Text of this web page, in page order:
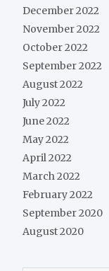
December 2022
November 2022
October 2022
September 2022
August 2022
July 2022
June 2022
May 2022
April 2022
March 2022
February 2022
September 2020
August 2020